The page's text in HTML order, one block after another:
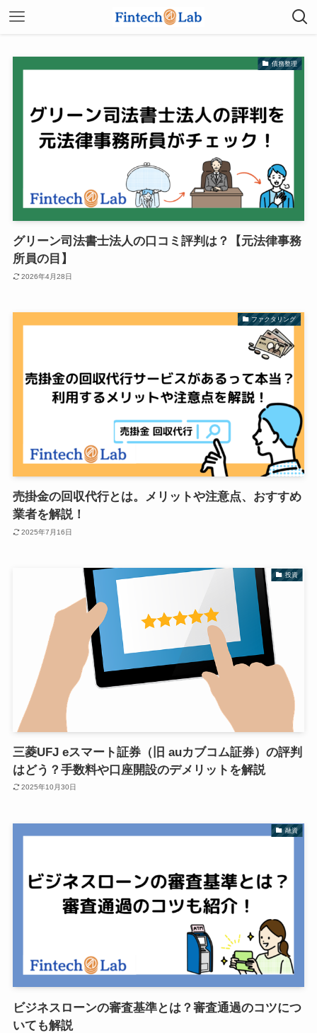
債務整理
グリーン司法書士法人の口コミ評判は？【元法律事務
所員の目】
2026年4月28日
ファクタリング
売掛金の回収代行とは。メリットや注意点、おすすめ
業者を解説！
2025年7月16日
投資
三菱UFJ eスマート証券（旧 auカブコム証券）の評判
はどう？手数料や口座開設のデメリットを解説
2025年10月30日
融資
ビジネスローンの審査基準とは？審査通過のコツにつ
いても解説